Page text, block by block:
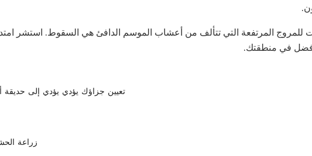
للمروج المرتفعة التي تتألف من أعشاب الموسم الدافئ هي السقوط. استشر
في منطقتك.
تعيين جزاؤك يؤدي يؤدي إلى حديقة
زراعة